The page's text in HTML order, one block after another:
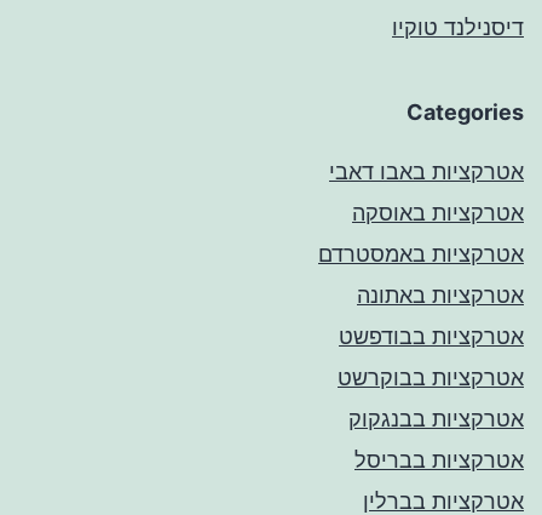
דיסנילנד טוקיו
Categories
אטרקציות באבו דאבי
אטרקציות באוסקה
אטרקציות באמסטרדם
אטרקציות באתונה
אטרקציות בבודפשט
אטרקציות בבוקרשט
אטרקציות בבנגקוק
אטרקציות בבריסל
אטרקציות בברלין